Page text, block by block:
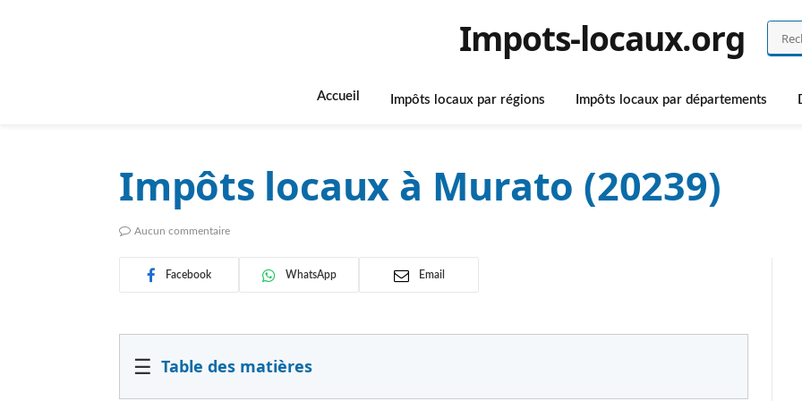
Impots-locaux.org
Accueil Impôts locaux par régions Impôts locaux par départements
Impôts locaux à Murato (20239)
Aucun commentaire
Facebook WhatsApp Email
☰ Table des matières